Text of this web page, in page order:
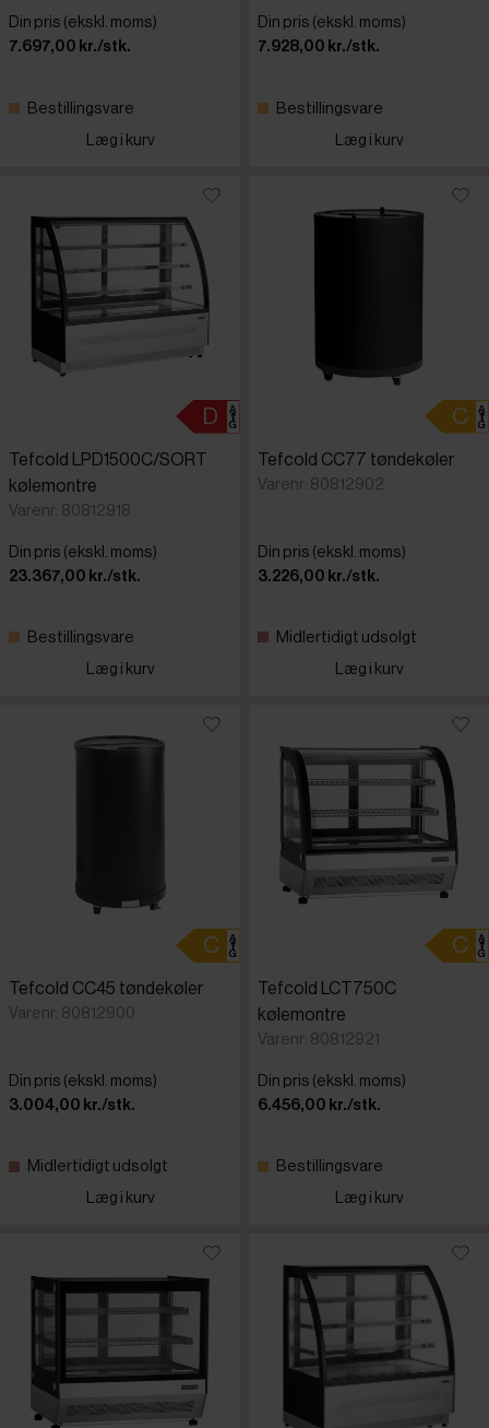
Din pris (ekskl. moms)
7.697,00 kr./stk.
Bestillingsvare
Læg i kurv
Din pris (ekskl. moms)
7.928,00 kr./stk.
Bestillingsvare
Læg i kurv
Tefcold LPD1500C/SORT
kølemontre
Varenr: 80812918
Din pris (ekskl. moms)
23.367,00 kr./stk.
Bestillingsvare
Læg i kurv
Tefcold CC77 tøndekøler
Varenr: 80812902
Din pris (ekskl. moms)
3.226,00 kr./stk.
Midlertidigt udsolgt
Læg i kurv
Tefcold CC45 tøndekøler
Varenr: 80812900
Din pris (ekskl. moms)
3.004,00 kr./stk.
Midlertidigt udsolgt
Læg i kurv
Tefcold LCT750C
kølemontre
Varenr: 80812921
Din pris (ekskl. moms)
6.456,00 kr./stk.
Bestillingsvare
Læg i kurv